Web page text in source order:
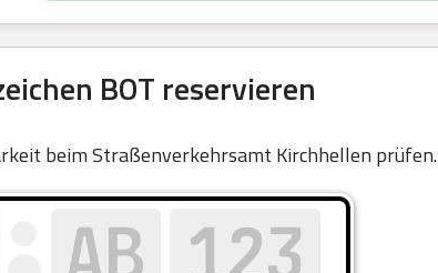
BOT reservieren
beim Straßenverkehrsamt Kirchhellen prüfen.